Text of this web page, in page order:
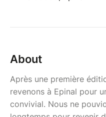
About
Après une première
revenons à Epinal pour
convivial. Nous ne